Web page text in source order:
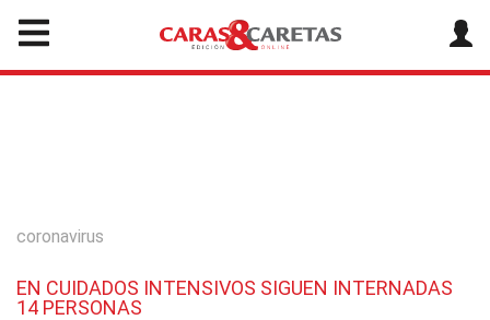
coronavirus
EN CUIDADOS INTENSIVOS SIGUEN INTERNADAS
14 PERSONAS